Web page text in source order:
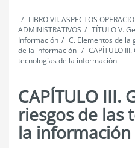
LIBRO VII. ASPECTOS
ADMINISTRATIVOS
TÍTULO V.
Información
C. Elementos de la
de la información
CAPÍTULO
tecnologías de la información
CAPÍTULO III.
riesgos de las
la información